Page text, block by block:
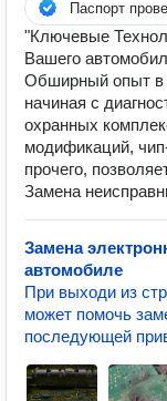
Паспорт
"Ключевые
Вашего
Обширный опыт в
начиная с
охранных
модификаций,
прочего,
Замена
Замена
автомобиле
При выходи из
может помочь
последующей